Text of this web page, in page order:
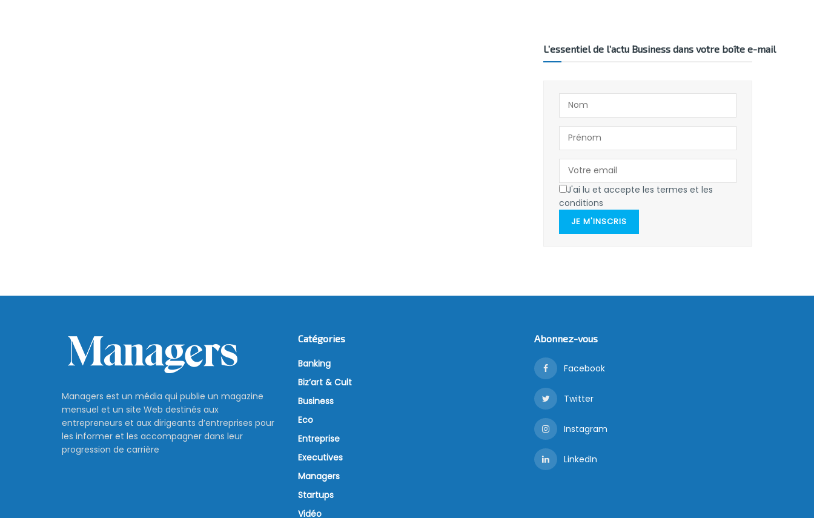
L’essentiel de l’actu Business dans votre boîte e-mail
J'ai lu et accepte les termes et les
conditions
JE M'INSCRIS
Managers est un média qui publie un magazine
mensuel et un site Web destinés aux
entrepreneurs et aux dirigeants d’entreprises pour
les informer et les accompagner dans leur
progression de carrière
Catégories
Banking
Biz’art & Cult
Business
Eco
Entreprise
Executives
Managers
Startups
Vidéo
Abonnez-vous
Facebook
Twitter
Instagram
LinkedIn